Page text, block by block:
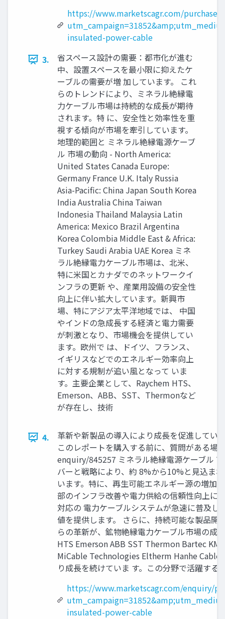
https://www.marketscagr.com/purchase/
insulated-power-cable
3.
省スペース設計の需要：都市化が進む
中、設置スペースを最小限に抑えたケ
ーブルの需要が増 加しています。 これ
らのトレンドにより、ミネラル絶縁電
力ケーブル市場は持続的な成長が期待
されます。特 に、安全性と効率性を重
視する傾向が市場を牽引しています。
地理的範囲と ミネラル絶縁電源ケーブ
ル 市場の動向 - North America:
United States Canada Europe:
Germany France U.K. Italy Russia
Asia-Pacific: China Japan South Korea
India Australia China Taiwan
Indonesia Thailand Malaysia Latin
America: Mexico Brazil Argentina
Korea Colombia Middle East & Africa:
Turkey Saudi Arabia UAE Korea ミネ
ラル絶縁電力ケーブル市場は、北米、
特に米国とカナダでのネットワークイ
ンフラの更新 や、産業用設備の安全性
向上に伴い拡大しています。新興市
場、特にアジア太平洋地域では、 中国
やインドの急成長する経済と電力需要
が刺激となり、市場機会を提供してい
ます。欧州で は、ドイツ、フランス、
イギリスなどでのエネルギー効率向上
に対する規制が追い風となって いま
す。主要企業として、Raychem HTS、
Emerson、ABB、SST、Thermonなど
が存在し、技術
4.
革新や新製品の導入により成長を促進してい
このレポートを購入する前に、質問がある
enquiry/845257 ミネラル絶縁電源ケーブル
バーと戦略により、約 8%から10%と見込ま
います。特に、再生可能エネルギー源の増加
部のインフラ改善や電力供給の信頼性向上に
対応の 電力ケーブルシステムが急速に普及
値を提供します。 さらに、持続可能な製品
らの革新が、鉱物絶縁電力ケーブル市場の成
HTS Emerson ABB SST Thermon Bartec
MiCable Technologies Eltherm Hanhe Cable
り成長を続けていま す。この分野で活躍す
https://www.marketscagr.com/enquiry/
insulated-power-cable